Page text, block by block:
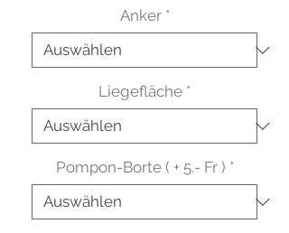
Anker *
Liegefläche *
Pompon-Borte ( + 5.- Fr ) *